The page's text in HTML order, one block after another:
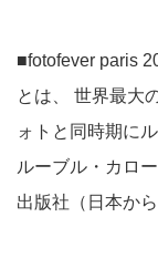
■fotofever paris
とは、 世界最大
ォトと同時期に
ルーブル・カロ
出版社（日本か